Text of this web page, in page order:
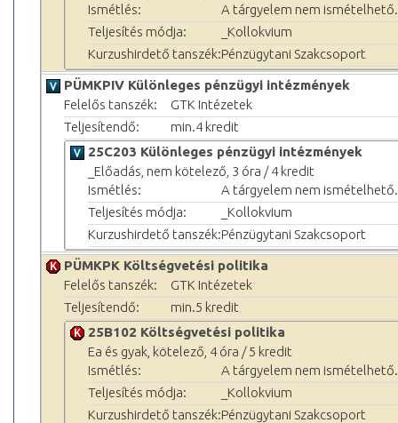
Ismétlés:
A tárgyelem nem ismételhető.
Teljesítés módja:
_Kollokvium
Kurzushirdető tanszék:Pénzügytani Szakcsoport
PÜMKPIV Különleges pénzügyi intézmények
Felelős tanszék:
GTK Intézetek
Teljesítendő:
min.4 kredit
25C203 Különleges pénzügyi intézmények
_Előadás, nem kötelező, 3 óra / 4 kredit
Ismétlés:
A tárgyelem nem ismételhető.
Teljesítés módja:
_Kollokvium
Kurzushirdető tanszék:Pénzügytani Szakcsoport
PÜMKPK Költségvetési politika
Felelős tanszék:
GTK Intézetek
Teljesítendő:
min.5 kredit
25B102 Költségvetési politika
Ea és gyak, kötelező, 4 óra / 5 kredit
Ismétlés:
A tárgyelem nem ismételhető.
Teljesítés módja:
_Kollokvium
Kurzushirdető tanszék:Pénzügytani Szakcsoport